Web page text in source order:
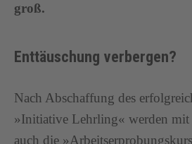
groß.
Enttäuschung verbergen?
Nach Abschaffung des
»Initiative Lehrling« werden mit
auch die